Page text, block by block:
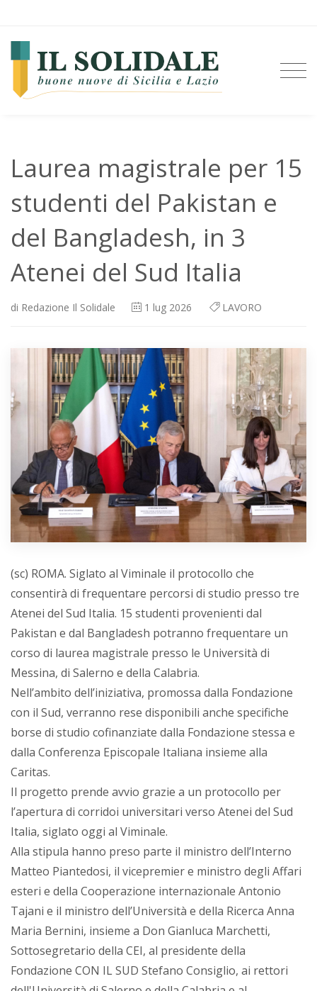
Laurea magistrale per 15
studenti del Pakistan e
del Bangladesh, in 3
Atenei del Sud Italia
di Redazione Il Solidale 1 lug 2026 LAVORO
(sc) ROMA. Siglato al Viminale il protocollo che
consentirà di frequentare percorsi di studio presso tre
Atenei del Sud Italia. 15 studenti provenienti dal
Pakistan e dal Bangladesh potranno frequentare un
corso di laurea magistrale presso le Università di
Messina, di Salerno e della Calabria.
Nell’ambito dell’iniziativa, promossa dalla Fondazione
con il Sud, verranno rese disponibili anche specifiche
borse di studio cofinanziate dalla Fondazione stessa e
dalla Conferenza Episcopale Italiana insieme alla
Caritas.
Il progetto prende avvio grazie a un protocollo per
l’apertura di corridoi universitari verso Atenei del Sud
Italia, siglato oggi al Viminale.
Alla stipula hanno preso parte il ministro dell’Interno
Matteo Piantedosi, il vicepremier e ministro degli Affari
esteri e della Cooperazione internazionale Antonio
Tajani e il ministro dell’Università e della Ricerca Anna
Maria Bernini, insieme a Don Gianluca Marchetti,
Sottosegretario della CEI, al presidente della
Fondazione CON IL SUD Stefano Consiglio, ai rettori